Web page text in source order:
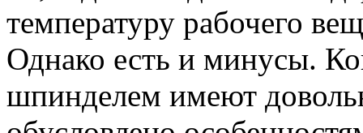
температуру рабочего
Однако есть и минусы.
шпинделем имеют